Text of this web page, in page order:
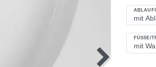
FÜSSE/